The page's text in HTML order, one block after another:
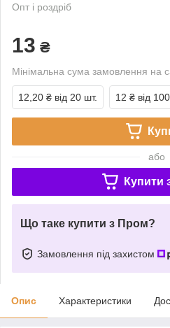
Опт і роздріб
13 ₴
Мінімальна сума замовлення на
12,20 ₴ від 20 шт. 12 ₴ від
або
Купити
Що таке купити з Пром?
Замовлення під захистом
Опис Характеристики